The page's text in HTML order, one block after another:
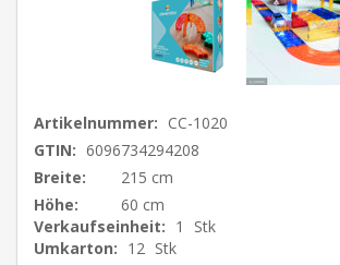
Artikelnummer: CC-1020
GTIN: 6096734294208
Breite:
215 cm
Höhe:
60 cm
Verkaufseinheit: 1
Stk
Umkarton: 12 Stk